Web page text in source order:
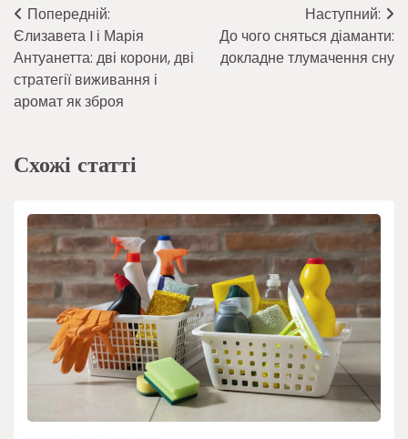
Навігація
записів
Попередній:
Єлизавета I і Марія
Антуанетта: дві корони, дві
стратегії виживання і
аромат як зброя
Наступний:
До чого сняться діаманти:
докладне тлумачення сну
Схожі статті